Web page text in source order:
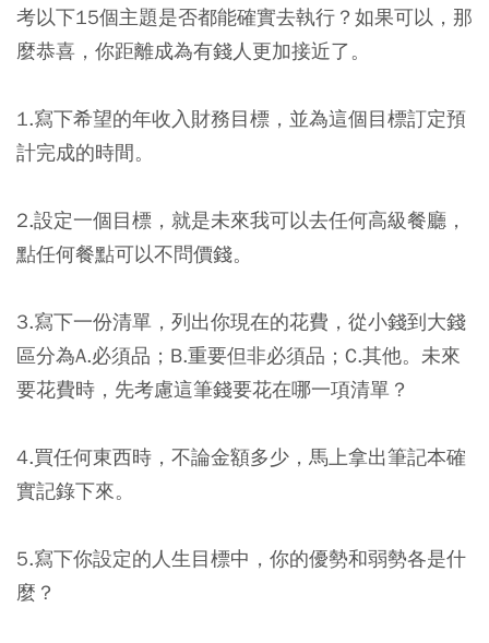
考以下15個主題是否都能確實去執行？如果可以，那
麼恭喜，你距離成為有錢人更加接近了。
1.寫下希望的年收入財務目標，並為這個目標訂定預
計完成的時間。
2.設定一個目標，就是未來我可以去任何高級餐廳，
點任何餐點可以不問價錢。
3.寫下一份清單，列出你現在的花費，從小錢到大錢
區分為A.必須品；B.重要但非必須品；C.其他。未來
要花費時，先考慮這筆錢要花在哪一項清單？
4.買任何東西時，不論金額多少，馬上拿出筆記本確
實記錄下來。
5.寫下你設定的人生目標中，你的優勢和弱勢各是什
麼？